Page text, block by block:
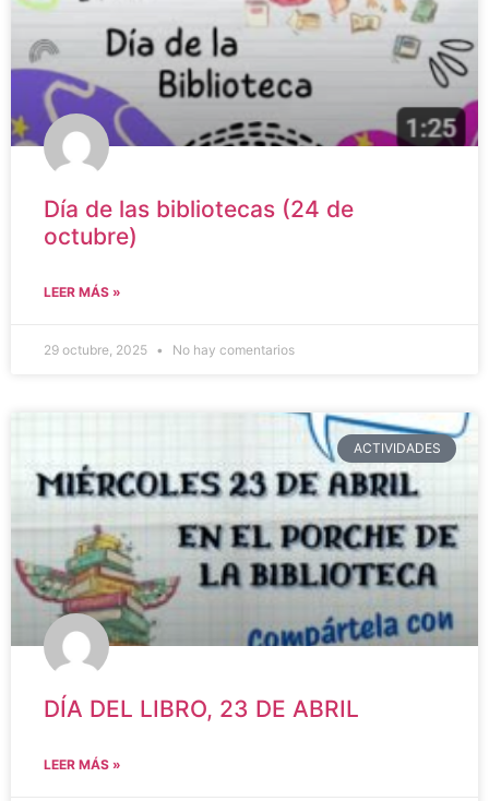
Día de las bibliotecas (24 de
octubre)
LEER MÁS »
29 octubre, 2025 No hay comentarios
ACTIVIDADES
DÍA DEL LIBRO, 23 DE ABRIL
LEER MÁS »